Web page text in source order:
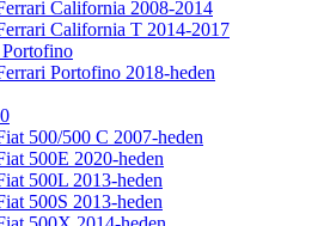
California 2008-2014
California T 2014-2017
Portofino 2018-heden
500/500 C 2007-heden
500E 2020-heden
500L 2013-heden
500S 2013-heden